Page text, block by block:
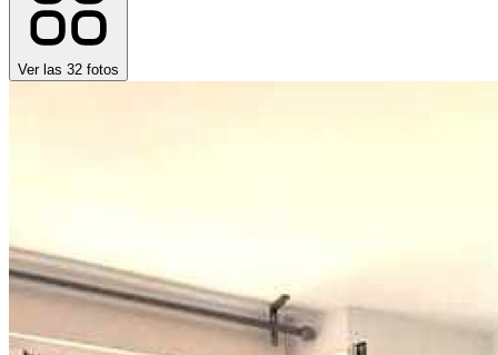
Ver las 32 fotos